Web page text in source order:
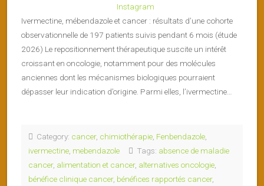
Ivermectine, mébendazole et cancer : résultats d’une cohorte
observationnelle de 197 patients suivis pendant 6 mois (étude
2026) Le repositionnement thérapeutique suscite un intérêt
croissant en oncologie, notamment pour des molécules
anciennes dont les mécanismes biologiques pourraient
dépasser leur indication d’origine. Parmi elles, l’ivermectine…
Category: cancer, chimiothérapie Fenbendazole
ivermectine mebendazole Tags: absence de maladie
cancer, alimentation et cancer, alternatives oncologie
bénéfice clinique cancer, bénéfices rapportés cancer,